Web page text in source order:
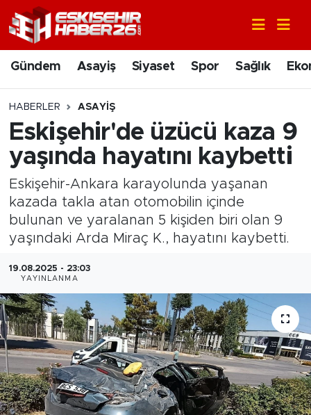
Gündem Asayiş Siyaset Spor Sağlık
HABERLER ASAYIŞ
Eskişehir'de üzücü kaza 9
yaşında hayatını kaybetti
Eskişehir-Ankara karayolunda yaşanan
kazada takla atan otomobilin içinde
bulunan ve yaralanan 5 kişiden biri olan 9
yaşındaki Arda Miraç K., hayatını kaybetti.
19.08.2025 - 23:03
YAYINLANMA
Gündem
Asayiş
Siyaset
Spor
Sağlık
Ekonomi
Eğitim
Sanat
Bölge
Teknoloji
Magazin
Nöbetçi Eczaneler
Hava Durumu
Trafik Durumu
Süper Lig Puan Durumu ve Fikstür
Tüm Manşetler
Son Dakika Haberleri
Haber Arşivi